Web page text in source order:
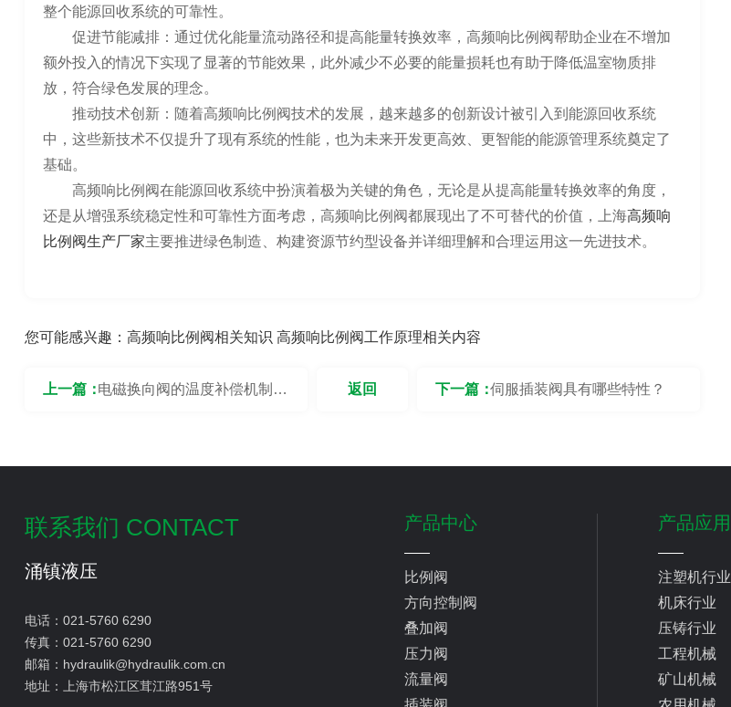
整个能源回收系统的可靠性。
促进节能减排：通过优化能量流动路径和提高能量转换效率，高频响比例阀帮助企业在不增加
额外投入的情况下实现了显著的节能效果，此外减少不必要的能量损耗也有助于降低温室物质排
放，符合绿色发展的理念。
推动技术创新：随着高频响比例阀技术的发展，越来越多的创新设计被引入到能源回收系统
中，这些新技术不仅提升了现有系统的性能，也为未来开发更高效、更智能的能源管理系统奠定了
基础。
高频响比例阀在能源回收系统中扮演着极为关键的角色，无论是从提高能量转换效率的角度，
还是从增强系统稳定性和可靠性方面考虑，高频响比例阀都展现出了不可替代的价值，上海高频响
比例阀生产厂家主要推进绿色制造、构建资源节约型设备并详细理解和合理运用这一先进技术。
您可能感兴趣： 高频响比例阀相关知识 高频响比例阀工作原理相关内容
上一篇：电磁换向阀的温度补偿机制是 下一篇：伺服插装阀具有哪些特性？
返回
联系我们 CONTACT
涌镇液压
电话： 021-5760 6290
传真： 021-5760 6290
邮箱： hydraulik@hydraulik.com.cn
地址：
上海市松江区茸江路951号
产品中心
比例阀
方向控制阀
叠加阀
压力阀
流量阀
产品应用
注塑机行业
机床行业
压铸行业
工程机械
矿山机械